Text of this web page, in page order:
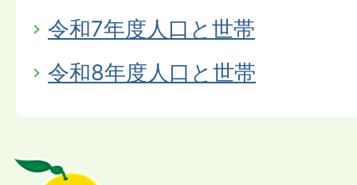
令和7年度人口と世帯
令和8年度人口と世帯